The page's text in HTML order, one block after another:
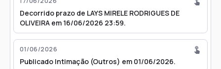
Decorrido prazo de LAYS MIRELE RODRIGUES DE
OLIVEIRA em 16/06/2026 23:59.
01/06/2026
Publicado Intimação (Outros) em 01/06/2026.